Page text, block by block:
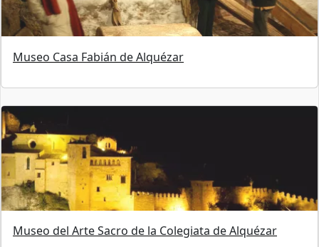
Museo Casa Fabián de Alquézar
Museo del Arte Sacro de la Colegiata de Alquézar